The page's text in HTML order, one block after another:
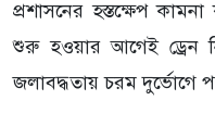
প্রশাসনের হস্তক্ষেপ
শুরু হওয়ার আগেই ড্রেন
জলাবদ্ধতায় চরম দুর্ভোগে